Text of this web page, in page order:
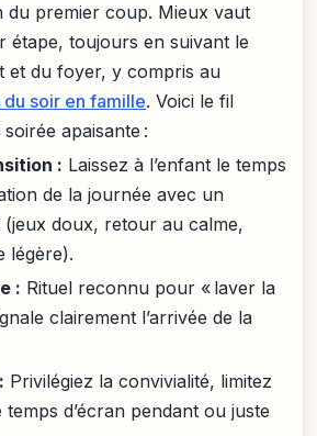
du premier coup. Mieux vaut
étape, toujours en suivant le
et du foyer, y compris au
du soir en famille. Voici le fil
apaisante :
: Laissez à l’enfant le temps
de la journée avec un
(jeux doux, retour au calme,
légère).
: Rituel reconnu pour « laver la
clairement l’arrivée de la
Privilégiez la convivialité, limitez
d’écran pendant ou juste